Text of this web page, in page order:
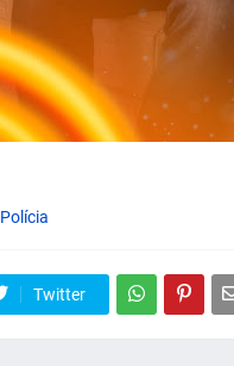
Polícia
Twitter